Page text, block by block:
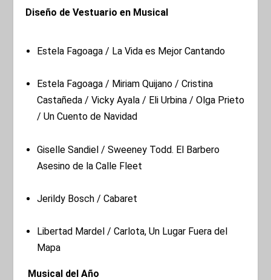
Diseño de Vestuario en Musical
Estela Fagoaga / La Vida es Mejor Cantando
Estela Fagoaga / Miriam Quijano / Cristina
Castañeda / Vicky Ayala / Eli Urbina / Olga Prieto
/ Un Cuento de Navidad
Giselle Sandiel / Sweeney Todd. El Barbero
Asesino de la Calle Fleet
Jerildy Bosch / Cabaret
Libertad Mardel / Carlota, Un Lugar Fuera del
Mapa
Musical del Año